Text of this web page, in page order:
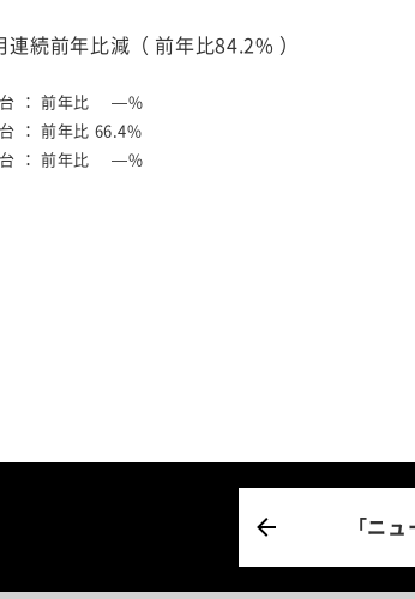
続前年比減（ 前年比84.2% ）
： 前年比 —%
： 前年比 66.4%
： 前年比 —%
「ニ